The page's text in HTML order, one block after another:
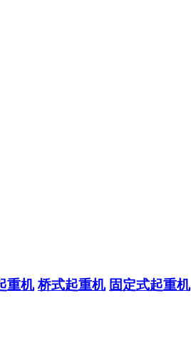
重机 桥式起重机 固定式起重机